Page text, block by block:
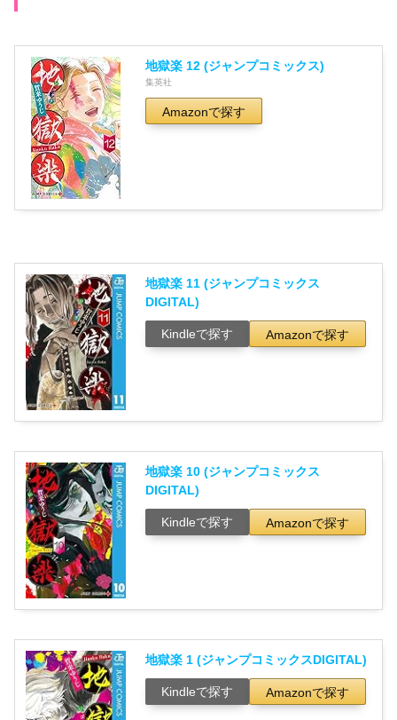
地獄楽 12 (ジャンプコミックス)
集英社
Amazonで探す
地獄楽 11 (ジャンプコミックス
DIGITAL)
Kindleで探す Amazonで探す
地獄楽 10 (ジャンプコミックス
DIGITAL)
Kindleで探す Amazonで探す
地獄楽 1 (ジャンプコミックスDIGITAL)
Kindleで探す Amazonで探す